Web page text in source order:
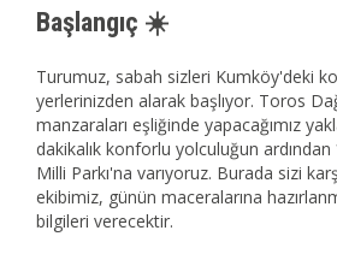
Başlangıç ☀️
Turumuz, sabah sizleri Kumköy'deki
yerlerinizden alarak başlıyor. Toros
manzaraları eşliğinde yapacağımız
dakikalık konforlu yolculuğun
Milli Parkı'na varıyoruz. Burada sizi
ekibimiz, günün maceralarına
bilgileri verecektir.